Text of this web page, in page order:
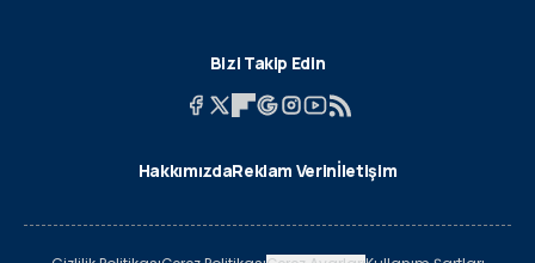
Bizi Takip Edin
HakkımızdaReklam Verinİletişim